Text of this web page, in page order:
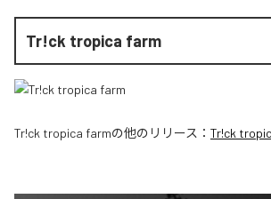
Tr!ck tropica farm
Tr!ck tropica farmの他のリリース： Tr!ck